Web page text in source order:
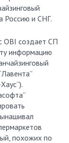
Россию и СНГ.
OBI создает СП
информацию
похожих по